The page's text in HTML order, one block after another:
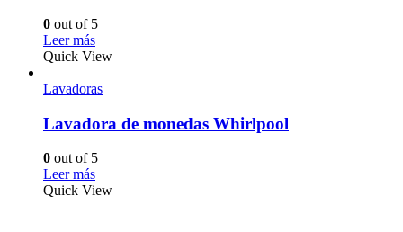
0 out of 5
Leer más
Quick View
Lavadoras
Lavadora de monedas Whirlpool
0 out of 5
Leer más
Quick View